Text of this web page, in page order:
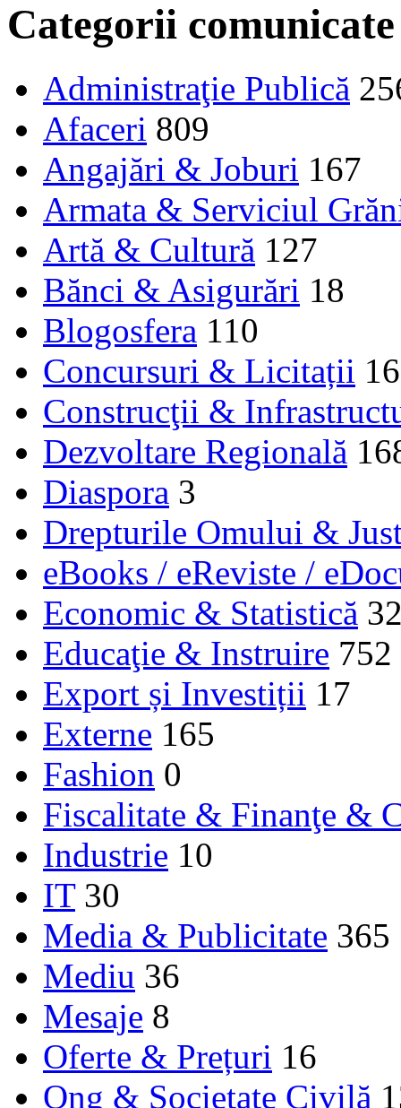
Categorii comunicate
Administraţie Publică
Afaceri 809
Angajări & Joburi 167
Armata & Serviciul
Artă & Cultură 127
Bănci & Asigurări 18
Blogosfera 110
Concursuri & Licitații 16
Construcţii &
Dezvoltare Regională
Diaspora 3
Drepturile Omului &
eBooks / eReviste /
Economic & Statistică
Educaţie & Instruire 752
Export și Investiții 17
Externe 165
Fashion 0
Fiscalitate & Finanţe &
Industrie 10
IT 30
Media & Publicitate 365
Mediu 36
Mesaje 8
Oferte & Prețuri 16
Ong & Societate Civilă